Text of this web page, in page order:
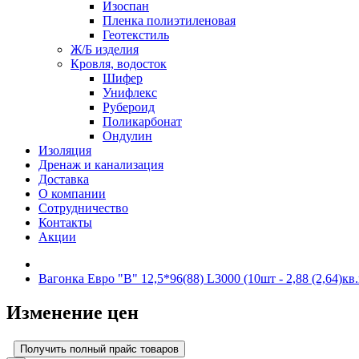
Изоспан
Пленка полиэтиленовая
Геотекстиль
Ж/Б изделия
Кровля, водосток
Шифер
Унифлекс
Рубероид
Поликарбонат
Ондулин
Изоляция
Дренаж и канализация
Доставка
О компании
Cотрудничество
Контакты
Акции
Вагонка Евро "В" 12,5*96(88) L3000 (10шт - 2,88
Изменение цен
Получить полный прайс товаров